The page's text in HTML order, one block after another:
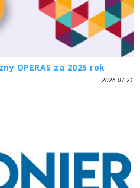
OPERAS za 2025 rok
2026-07-21